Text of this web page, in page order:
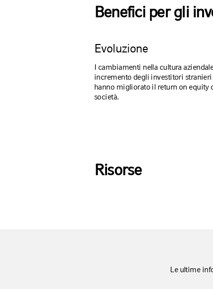
Benefici per gli
Evoluzione
I cambiamenti nella cultura
incremento degli investitori stranieri
hanno migliorato il return on equity
società.
Risorse
Le ultime